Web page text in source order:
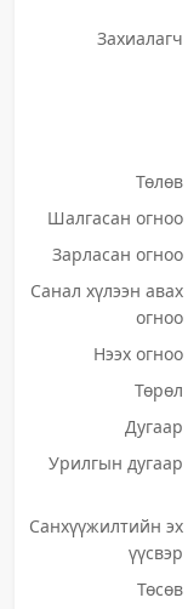
Захиалагч
Төлөв
Шалгасан огноо
Зарласан огноо
Санал хүлээн авах
огноо
Нээх огноо
Төрөл
Дугаар
Урилгын дугаар
Санхүүжилтийн эх
үүсвэр
Төсөв